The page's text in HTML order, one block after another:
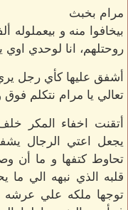
مرام بخبث
بيخافوا منه و
روحتلهم، انا لوحدي
أشفق عليها كأي رجل
تعالي يا مرام نتكلم
أتقنت اخفاء المكر
يجعل اعتي الرجال
تحاوط كتفها و ما أن
قلبه الذي نبهه الي
توجها ملكه علي عرشه